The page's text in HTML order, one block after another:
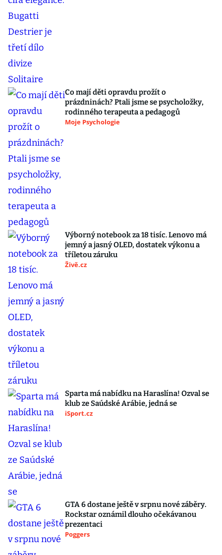
Co mají děti opravdu prožít o
prázdninách? Ptali jsme se psycholožky,
rodinného terapeuta a pedagogů
Moje Psychologie
Výborný notebook za 18 tisíc. Lenovo má
jemný a jasný OLED, dostatek výkonu a
tříletou záruku
Živě.cz
Sparta má nabídku na Haraslína! Ozval se
klub ze Saúdské Arábie, jedná se
iSport.cz
GTA 6 dostane ještě v srpnu nové záběry.
Rockstar oznámil dlouho očekávanou
prezentaci
Poggers